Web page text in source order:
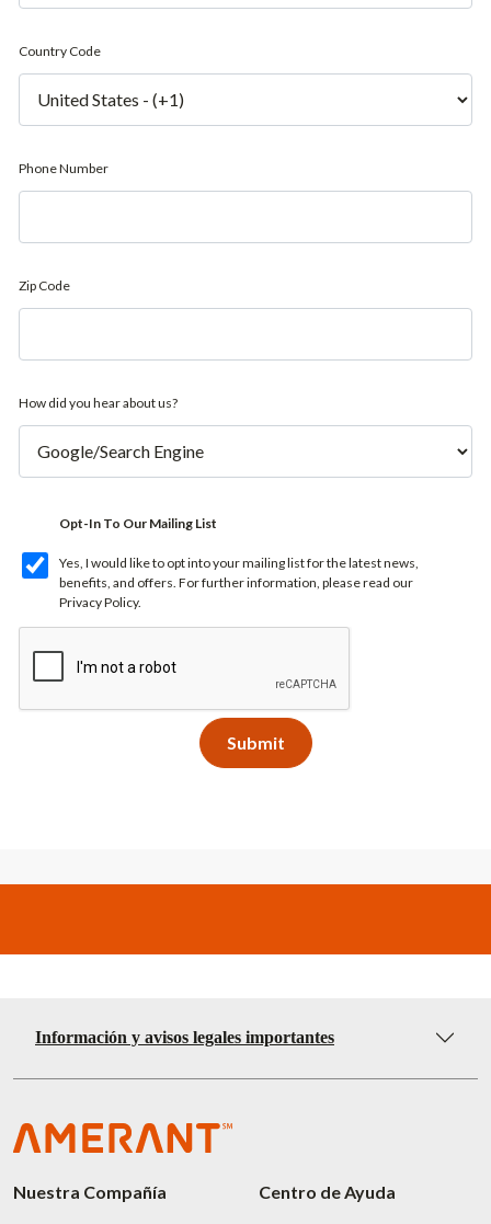
Country Code
Phone Number
Zip Code
How did you hear about us?
Opt-In To Our Mailing List
Yes, I would like to opt into your mailing list for the latest news,
benefits, and offers. For further information, please read our
Privacy Policy.
Información y avisos legales importantes
Nuestra Compañía Centro de Ayuda